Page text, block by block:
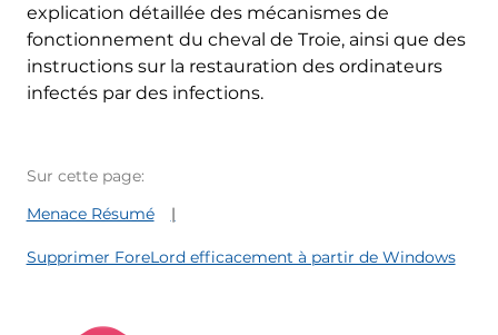
explication détaillée des mécanismes de
fonctionnement du cheval de Troie, ainsi que des
instructions sur la restauration des ordinateurs
infectés par des infections.
Sur cette page:
Menace Résumé
Supprimer ForeLord efficacement à partir de Windows